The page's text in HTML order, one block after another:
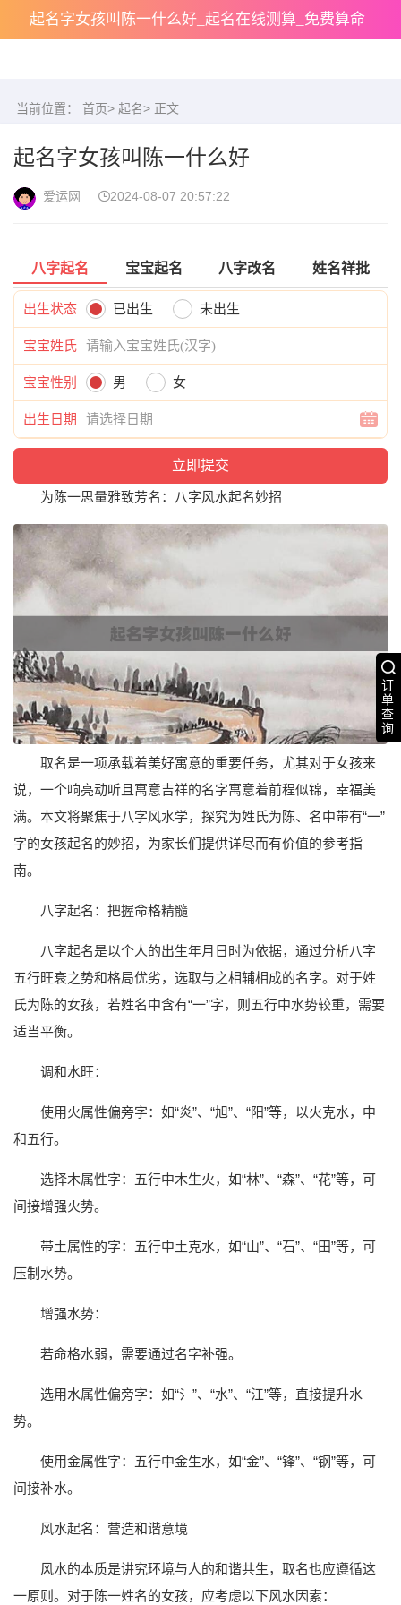
起名字女孩叫陈一什么好_起名在线测算_免费算命
订
单
查
询
当前位置： 首页> 起名> 正文
起名字女孩叫陈一什么好
爱运网 2024-08-07 20:57:22
八字起名 宝宝起名 八字改名 姓名祥批
出生状态 已出生 未出生
宝宝姓氏
宝宝性别 男 女
出生日期
为陈一思量雅致芳名：八字风水起名妙招
取名是一项承载着美好寓意的重要任务，尤其对于女孩来
说，一个响亮动听且寓意吉祥的名字寓意着前程似锦，幸福美
满。本文将聚焦于八字风水学，探究为姓氏为陈、名中带有“一”
字的女孩起名的妙招，为家长们提供详尽而有价值的参考指
南。
八字起名：把握命格精髓
八字起名是以个人的出生年月日时为依据，通过分析八字
五行旺衰之势和格局优劣，选取与之相辅相成的名字。对于姓
氏为陈的女孩，若姓名中含有“一”字，则五行中水势较重，需要
适当平衡。
调和水旺：
使用火属性偏旁字：如“炎”、“旭”、“阳”等，以火克水，中
和五行。
选择木属性字：五行中木生火，如“林”、“森”、“花”等，可
间接增强火势。
带土属性的字：五行中土克水，如“山”、“石”、“田”等，可
压制水势。
增强水势：
若命格水弱，需要通过名字补强。
选用水属性偏旁字：如“氵”、“水”、“江”等，直接提升水
势。
使用金属性字：五行中金生水，如“金”、“锋”、“钢”等，可
间接补水。
风水起名：营造和谐意境
风水的本质是讲究环境与人的和谐共生，取名也应遵循这
一原则。对于陈一姓名的女孩，应考虑以下风水因素：